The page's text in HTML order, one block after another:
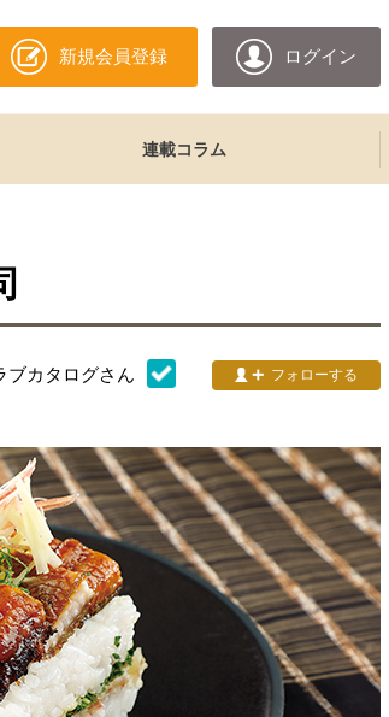
新規会員登録 ログイン
連載コラム
ブカタログさん フォローする